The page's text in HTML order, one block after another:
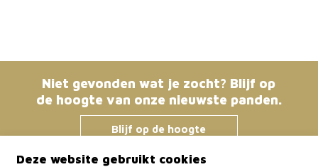
Niet gevonden wat je zocht? Blijf op
de hoogte van onze nieuwste panden.
Blijf op de hoogte
Deze website gebruikt cookies